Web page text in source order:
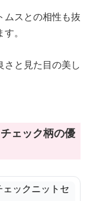
ムスとの相性も抜
。
さと見た目の美し
ェック柄の優